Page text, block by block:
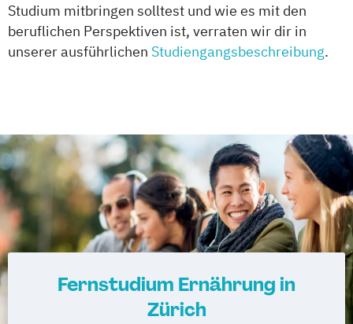
Studium mitbringen solltest und wie es mit den
beruflichen Perspektiven ist, verraten wir dir in
unserer ausführlichen Studiengangsbeschreibung.
Fernstudium Ernährung in
Zürich